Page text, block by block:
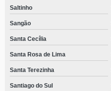
Saltinho
Sangão
Santa Cecília
Santa Rosa de Lima
Santa Terezinha
Santiago do Sul